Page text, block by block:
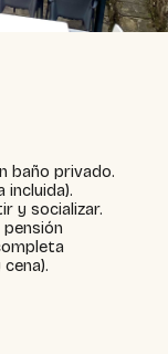
baño privado.
incluida).
y socializar.